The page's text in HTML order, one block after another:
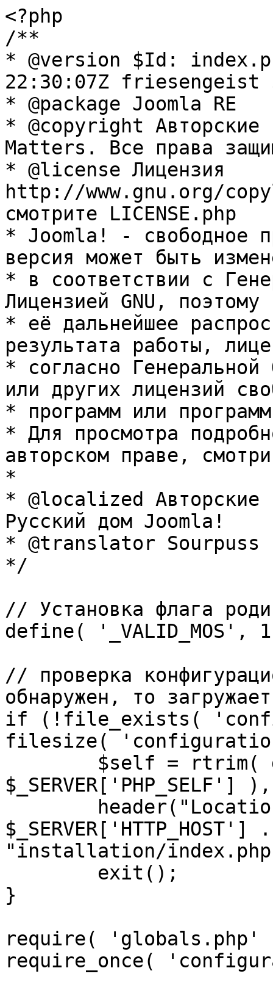
<?php
/**
* @version $Id:
22:30:07Z friesengeist
* @package Joomla RE
* @copyright Авторские
Matters. Все права
* @license Лицензия
http://www.gnu.org/
смотрите LICENSE.php
* Joomla! - свободное
версия может быть
* в соответствии с
Лицензией GNU, поэтому
* её дальнейшее
результата работы,
* согласно Генеральной
или других лицензий
* программ или
* Для просмотра
авторском праве,
*
* @localized Авторские
Русский дом Joomla!
* @translator Sourpuss
*/
// Установка флага
define( '_VALID_MOS',
// проверка
обнаружен, то
if (!file_exists(
filesize(
"installation/
}
require(
require_once(